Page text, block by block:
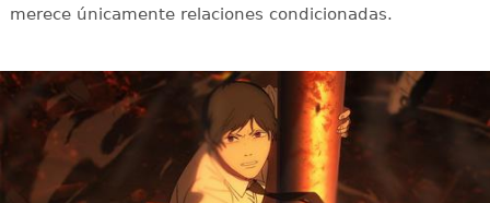
merece únicamente relaciones condicionadas.